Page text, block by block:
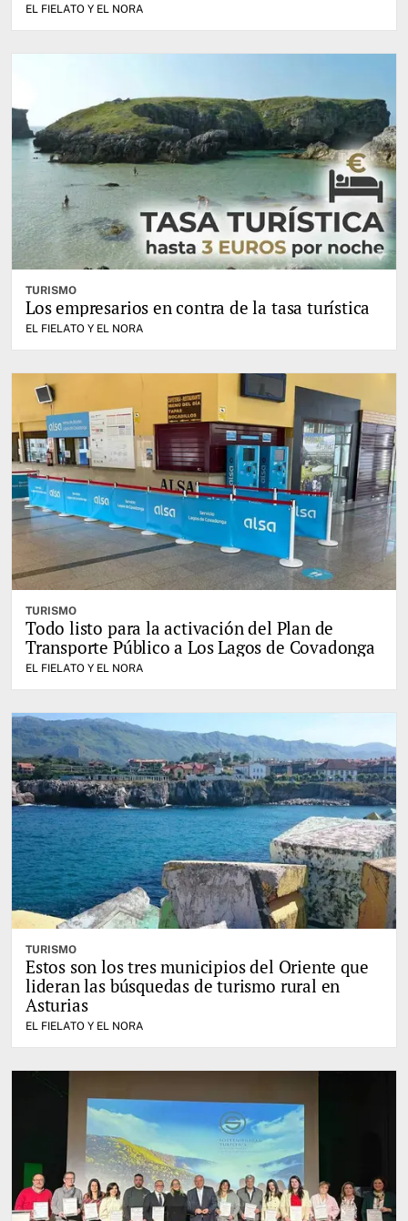
EL FIELATO Y EL NORA
TURISMO
Los empresarios en contra de la tasa turística
EL FIELATO Y EL NORA
TURISMO
Todo listo para la activación del Plan de
Transporte Público a Los Lagos de Covadonga
EL FIELATO Y EL NORA
TURISMO
Estos son los tres municipios del Oriente que
lideran las búsquedas de turismo rural en
Asturias
EL FIELATO Y EL NORA